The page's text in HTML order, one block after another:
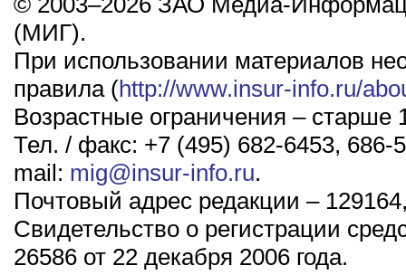
(МИГ).
При использовании материалов
правила (http://www.insur-info.ru/
Возрастные ограничения – старше
Тел. / факс: +7 (495) 682-6453, 686-
mail: mig@insur-info.ru.
Почтовый адрес редакции –
Свидетельство о регистрации
26586 от 22 декабря 2006 года.